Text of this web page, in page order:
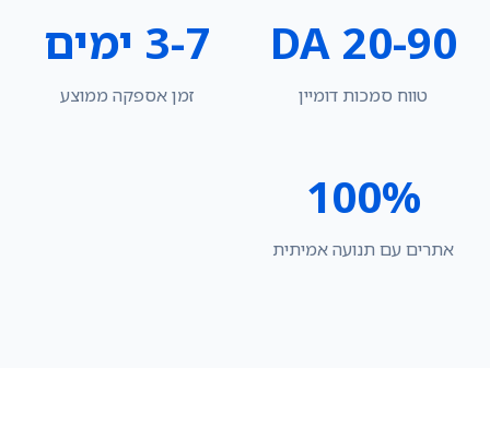
DA 20-90
טווח סמכות דומיין
3-7 ימים
זמן אספקה ממוצע
100%
אתרים עם תנועה אמיתית